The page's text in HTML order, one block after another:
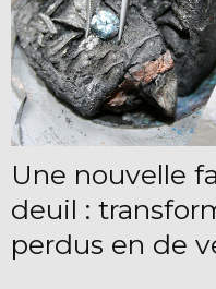
Une nouvelle
deuil :
perdus en de